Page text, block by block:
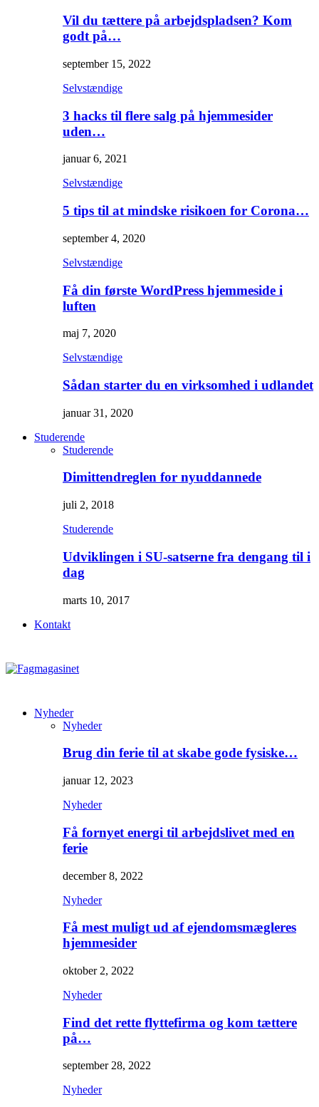
Vil du tættere på arbejdspladsen? Kom
godt på…
september 15, 2022
Selvstændige
3 hacks til flere salg på hjemmesider
uden…
januar 6, 2021
Selvstændige
5 tips til at mindske risikoen for Corona…
september 4, 2020
Selvstændige
Få din første WordPress hjemmeside i
luften
maj 7, 2020
Selvstændige
Sådan starter du en virksomhed i udlandet
januar 31, 2020
Studerende
Studerende
Dimittendreglen for nyuddannede
juli 2, 2018
Studerende
Udviklingen i SU-satserne fra dengang til i
dag
marts 10, 2017
Kontakt
Nyheder
Nyheder
Brug din ferie til at skabe gode fysiske…
januar 12, 2023
Nyheder
Få fornyet energi til arbejdslivet med en
ferie
december 8, 2022
Nyheder
Få mest muligt ud af ejendomsmægleres
hjemmesider
oktober 2, 2022
Nyheder
Find det rette flyttefirma og kom tættere
på…
september 28, 2022
Nyheder